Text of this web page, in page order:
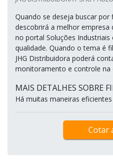
Quando se deseja buscar
descobrirá a melhor
no portal Soluções Industriais
qualidade. Quando o tema é
JHG Distribuidora poderá
monitoramento e controle na
MAIS DETALHES SOBRE
Há muitas maneiras
Cotar